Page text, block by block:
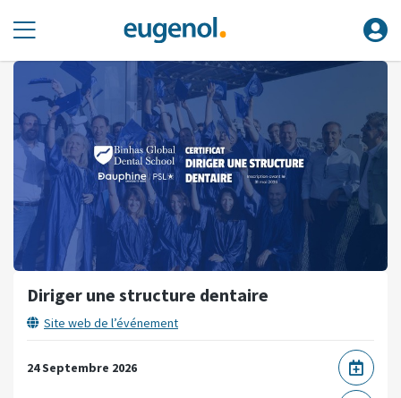
Diriger une structure dentaire
Site web de l’événement
24 Septembre 2026